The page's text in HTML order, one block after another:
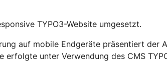
TYPO3-Website umgesetzt.
auf mobile Endgeräte präsentiert der
erfolgte unter Verwendung des CMS